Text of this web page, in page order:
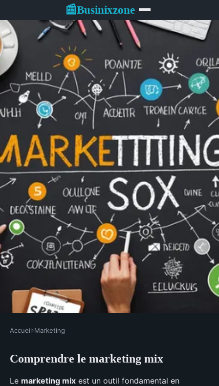
📰Businixzone
Marketing mix et SEO :
optimiser sa visibilité
Accueil›Marketing
Comprendre le marketing mix
Le marketing mix est un outil fondamental en